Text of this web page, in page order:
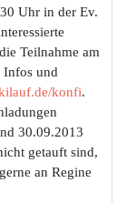
Uhr in der Ev.
Teilnahme am
Infos und
konfi.
30.09.2013
getauft sind,
an Regine